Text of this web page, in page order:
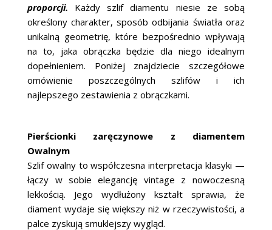
proporcji.
Każdy szlif diamentu niesie ze sobą
określony charakter, sposób odbijania światła oraz
unikalną geometrię, które bezpośrednio wpływają
na to, jaka obrączka będzie dla niego idealnym
dopełnieniem. Poniżej znajdziecie szczegółowe
omówienie poszczególnych szlifów i ich
najlepszego zestawienia z obrączkami.
Pierścionki zaręczynowe z diamentem
Owalnym
Szlif owalny to współczesna interpretacja klasyki —
łączy w sobie elegancję vintage z nowoczesną
lekkością. Jego wydłużony kształt sprawia, że
diament wydaje się większy niż w rzeczywistości, a
palce zyskują smuklejszy wygląd.